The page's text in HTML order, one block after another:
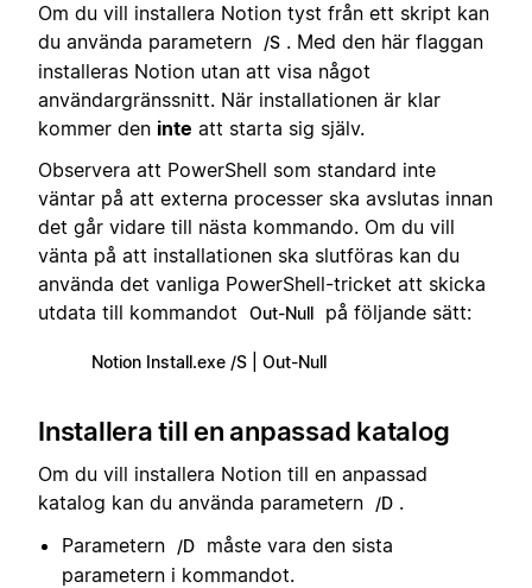
Om du vill installera Notion tyst från ett skript kan
du använda parametern
/S . Med den här flaggan
installeras Notion utan att visa något
användargränssnitt. När installationen är klar
kommer den inte att starta sig själv.
Observera att PowerShell som standard inte
väntar på att externa processer ska avslutas innan
det går vidare till nästa kommando. Om du vill
vänta på att installationen ska slutföras kan du
använda det vanliga PowerShell-tricket att skicka
utdata till kommandot
Out-Null på följande sätt:
Notion Install.exe /S | Out-Null
Installera till en anpassad katalog
Om du vill installera Notion till en anpassad
katalog kan du använda parametern
/D .
Parametern
/D
måste vara den sista
parametern i kommandot.